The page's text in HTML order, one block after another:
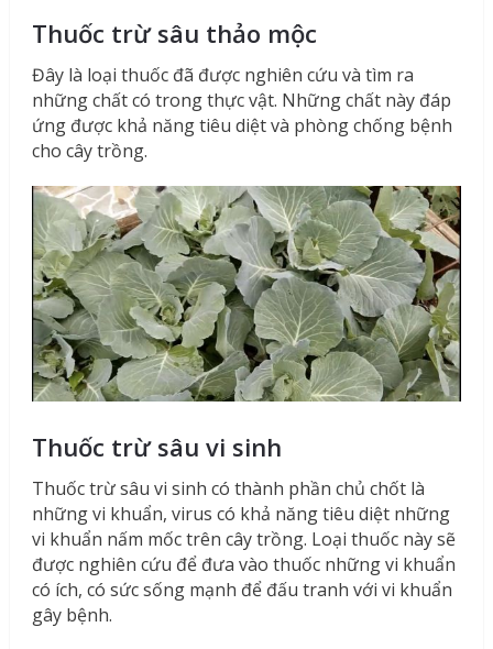
Thuốc trừ sâu thảo mộc
Đây là loại thuốc đã được nghiên cứu và tìm ra
những chất có trong thực vật. Những chất này đáp
ứng được khả năng tiêu diệt và phòng chống bệnh
cho cây trồng.
Thuốc trừ sâu vi sinh
Thuốc trừ sâu vi sinh có thành phần chủ chốt là
những vi khuẩn, virus có khả năng tiêu diệt những
vi khuẩn nấm mốc trên cây trồng. Loại thuốc này sẽ
được nghiên cứu để đưa vào thuốc những vi khuẩn
có ích, có sức sống mạnh để đấu tranh với vi khuẩn
gây bệnh.